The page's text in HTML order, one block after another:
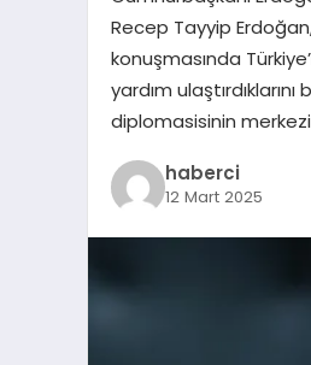
Recep Tayyip
konuşmasında
yardım
diplomasisinin
haberci
12 Mart 2025